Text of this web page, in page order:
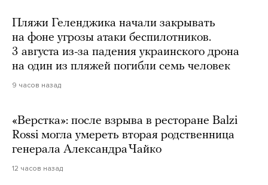
Пляжи Геленджика начали закрывать
на фоне угрозы атаки беспилотников.
3 августа из-за падения украинского дрона
на один из пляжей погибли семь человек
9 часов назад
«Верстка»: после взрыва в ресторане Balzi
Rossi могла умереть вторая родственница
генерала Александра Чайко
12 часов назад